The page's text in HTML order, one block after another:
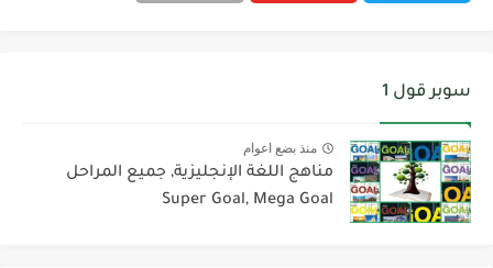
سوبر قول 1
منذ بضع اعوام
مناهج اللغة الإنجليزية, جميع المراحل
Super Goal, Mega Goal